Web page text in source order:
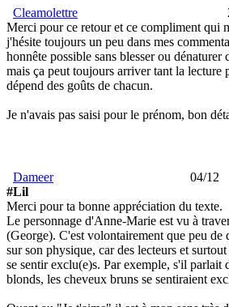
Cleamolettre
Merci pour ce retour et ce compliment qui
j'hésite toujours un peu dans mes
honnête possible sans blesser ou dénaturer
mais ça peut toujours arriver tant la lecture
dépend des goûts de chacun.
Je n'avais pas saisi pour le prénom, bon
Dameer 04/12
#Lil
Merci pour ta bonne appréciation du texte.
Le personnage d'Anne-Marie est vu à
(George). C'est volontairement que peu de
sur son physique, car des lecteurs et
se sentir exclu(e)s. Par exemple, s'il parlait
blonds, les cheveux bruns se sentiraient